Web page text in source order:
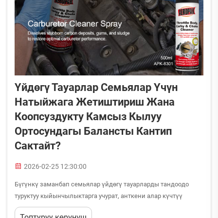
Үйдөгү Тауарлар Семьялар Үчүн
Натыйжага Жетиштириш Жана
Коопсуздукту Камсыз Кылуу
Ортосундагы Балансты Кантип
Сактайт?
2026-02-25 12:30:00
Бүгүнкү заманбап семьялар үйдөгү тауарларды тандоодо
туруктуу кыйынчылыктарга учурат, анткени алар күчтүү
тазалоо натыйжаларын берип, балдар менен жаныбарлары